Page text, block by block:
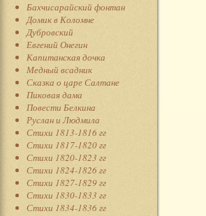
Бахчисарайский фонтан
Домик в Коломне
Дубровский
Евгений Онегин
Капитанская дочка
Медный всадник
Сказка о царе Салтане
Пиковая дама
Повести Белкина
Руслан и Людмила
Стихи 1813-1816 гг
Стихи 1817-1820 гг
Стихи 1820-1823 гг
Стихи 1824-1826 гг
Стихи 1827-1829 гг
Стихи 1830-1833 гг
Стихи 1834-1836 гг